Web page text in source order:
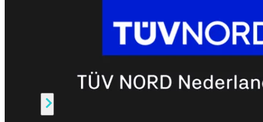
FortiWiFi
FortiWiFi